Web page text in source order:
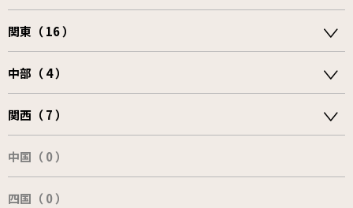
関東（ 16 ）
中部（ 4 ）
関西（ 7 ）
中国（ 0 ）
四国（ 0 ）